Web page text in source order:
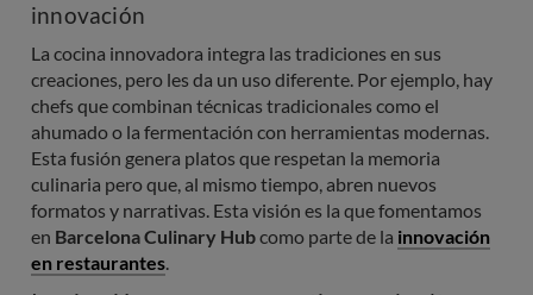
innovación
La cocina innovadora integra las tradiciones en sus
creaciones, pero les da un uso diferente. Por ejemplo, hay
chefs que combinan técnicas tradicionales como el
ahumado o la fermentación con herramientas modernas.
Esta fusión genera platos que respetan la memoria
culinaria pero que, al mismo tiempo, abren nuevos
formatos y narrativas. Esta visión es la que fomentamos
en Barcelona Culinary Hubcomo parte de la innovación
en restaurantes.